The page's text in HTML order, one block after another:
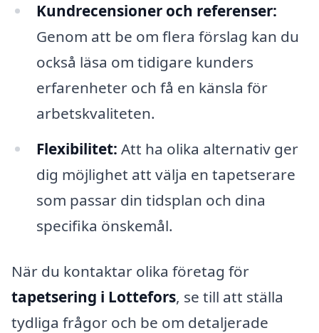
Kundrecensioner och referenser:
Genom att be om flera förslag kan du
också läsa om tidigare kunders
erfarenheter och få en känsla för
arbetskvaliteten.
Flexibilitet: Att ha olika alternativ ger
dig möjlighet att välja en tapetserare
som passar din tidsplan och dina
specifika önskemål.
När du kontaktar olika företag för
tapetsering i Lottefors, se till att ställa
tydliga frågor och be om detaljerade